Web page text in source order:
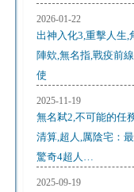
2026-01-22
出神入化3,重擊人生,
陣欸,無名指,戰疫前
使
2025-11-19
無名弒2,不可能的任
清算,超人,厲陰宅：
驚奇4超人…
2025-09-19